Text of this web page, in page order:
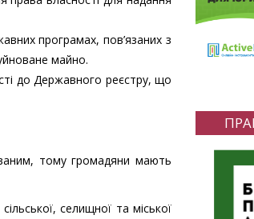
програмах, пов’язаних з
майно.
до Державного реєстру, що
тому громадяни мають
селищної та міської